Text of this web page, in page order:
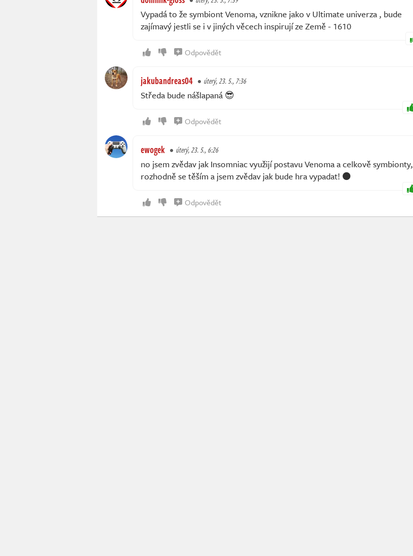
Vypadá to že symbiont Venoma, vznikne jako v Ultimate univerza , bude
zajímavý jestli se i v jiných věcech inspirují ze Země - 1610
Odpovědět
jakubandreas04 úterý, 23. 5., 7:36
Středa bude nášlapaná 😎
Odpovědět
ewogek úterý, 23. 5., 6:26
no jsem zvědav jak Insomniac využijí postavu Venoma a celkově symbionty,
rozhodně se těším a jsem zvědav jak bude hra vypadat! ⚫
Odpovědět